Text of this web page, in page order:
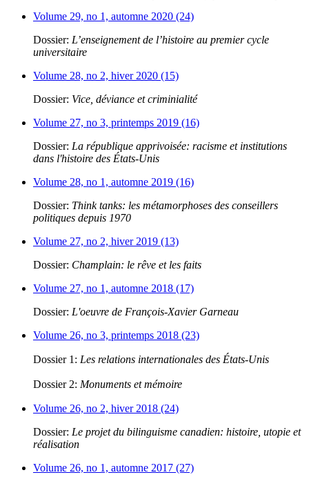
Volume 29, no 1, automne 2020 (24)
Dossier: L’enseignement de l’histoire au premier cycle
universitaire
Volume 28, no 2, hiver 2020 (15)
Dossier: Vice, déviance et criminialité
Volume 27, no 3, printemps 2019 (16)
Dossier: La république apprivoisée: racisme et institutions
dans l'histoire des États-Unis
Volume 28, no 1, automne 2019 (16)
Dossier: Think tanks: les métamorphoses des conseillers
politiques depuis 1970
Volume 27, no 2, hiver 2019 (13)
Dossier: Champlain: le rêve et les faits
Volume 27, no 1, automne 2018 (17)
Dossier: L'oeuvre de François-Xavier Garneau
Volume 26, no 3, printemps 2018 (23)
Dossier 1: Les relations internationales des États-Unis
Dossier 2: Monuments et mémoire
Volume 26, no 2, hiver 2018 (24)
Dossier: Le projet du bilinguisme canadien: histoire, utopie et
réalisation
Volume 26, no 1, automne 2017 (27)